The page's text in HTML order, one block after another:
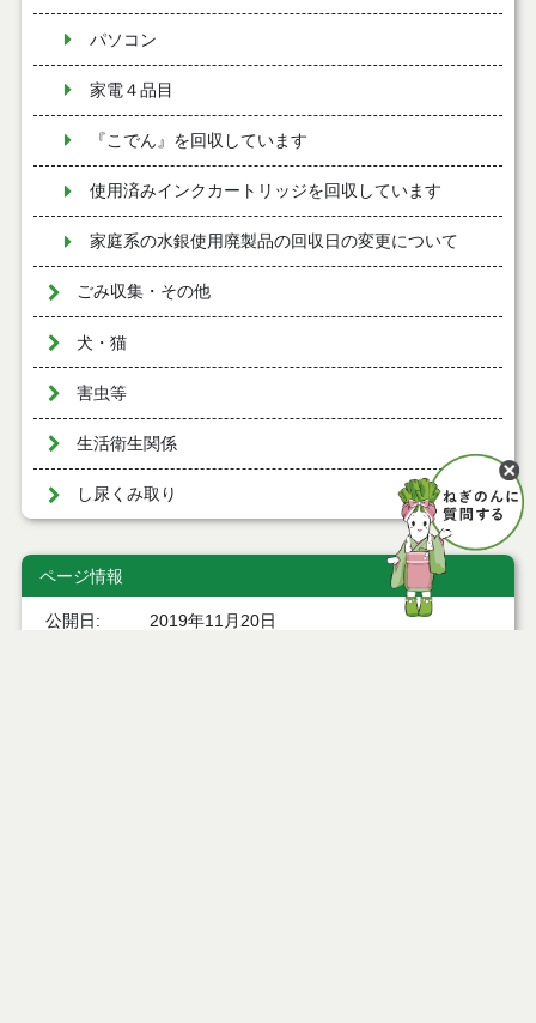
パソコン
家電４品目
『こでん』を回収しています
使用済みインクカートリッジを回収しています
家庭系の水銀使用廃製品の回収日の変更について
ごみ収集・その他
犬・猫
害虫等
生活衛生関係
し尿くみ取り
ページ情報
公開日
2019年11月20日